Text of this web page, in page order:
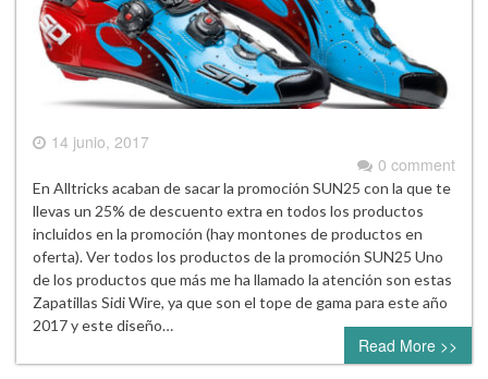
14 junio, 2017
0 comment
En Alltricks acaban de sacar la promoción SUN25 con la que te
llevas un 25% de descuento extra en todos los productos
incluidos en la promoción (hay montones de productos en
oferta). Ver todos los productos de la promoción SUN25 Uno
de los productos que más me ha llamado la atención son estas
Zapatillas Sidi Wire, ya que son el tope de gama para este año
2017 y este diseño…
Read More >>